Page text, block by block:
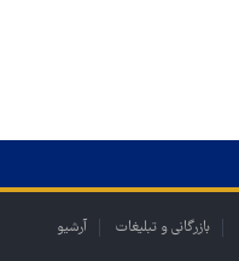
بازرگانی و تبلیغات آرشیو